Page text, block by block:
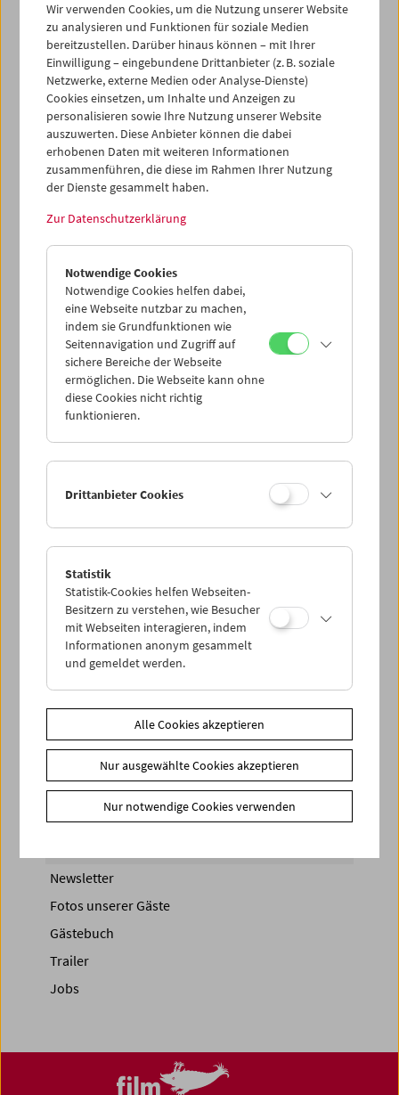
Vormittag lang zu erforschen, was sich alles in einem
Filmbild abspielen kann. Denn Film ist nichts anderes als
Bilder in der Zeit, und diese werden wir uns genau
anschauen – beginnend beim Standbild bis hin zu
vielfältig bewegten Bildern.
Die genaue Auflistung finden Siehier. Kostenlos und für
Schulklassen jeden Alters. Anmeldung für die aktuellen
Programme ist möglich.
Auf Grund der Koordination mit einer Baustelle
in unserem Kino-Foyer werden weitere Termine
genauen Termine informieren wir Sie auf unserer Website
oder über unseren Newsletter. Wenn Sie sich für diesen
anmelden möchten, schreiben Sie an
vermittlung@filmmuseum.at.
< zurück zur Übersicht
Share on
News
Newsletter
Fotos unserer Gäste
Gästebuch
Trailer
Jobs
Wir verwenden Cookies, um die Nutzung unserer Website
zu analysieren und Funktionen für soziale Medien
bereitzustellen. Darüber hinaus können – mit Ihrer
Einwilligung – eingebundene Drittanbieter (z. B. soziale
Netzwerke, externe Medien oder Analyse-Dienste)
Cookies einsetzen, um Inhalte und Anzeigen zu
personalisieren sowie Ihre Nutzung unserer Website
auszuwerten. Diese Anbieter können die dabei
erhobenen Daten mit weiteren Informationen
zusammenführen, die diese im Rahmen Ihrer Nutzung
der Dienste gesammelt haben.
Zur Datenschutzerklärung
Notwendige Cookies
Notwendige Cookies helfen dabei,
eine Webseite nutzbar zu machen,
indem sie Grundfunktionen wie
Seitennavigation und Zugriff auf
sichere Bereiche der Webseite
ermöglichen. Die Webseite kann ohne
diese Cookies nicht richtig
funktionieren.
Drittanbieter Cookies
Statistik
Statistik-Cookies helfen Webseiten-
Besitzern zu verstehen, wie Besucher
mit Webseiten interagieren, indem
Informationen anonym gesammelt
und gemeldet werden.
Alle Cookies akzeptieren
Nur ausgewählte Cookies akzeptieren
Nur notwendige Cookies verwenden